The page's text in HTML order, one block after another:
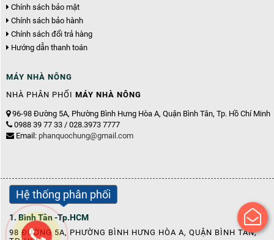
Chính sách bảo mật
Chính sách bảo hành
Chính sách đổi trả hàng
Hướng dẫn thanh toán
MÁY NHÀ NÔNG
NHÀ PHÂN PHỐI MÁY NHÀ NÔNG
96-98 Đường 5A, Phường Bình Hưng Hòa A, Quận Bình Tân, Tp. Hồ Chí Minh
0988 39 77 33 / 028.3973 7777
Email: phanquochung@gmail.com
Hệ thống phân phối
1. Bình Tân -Tp.HCM
98 ĐƯỜNG 5A, PHƯỜNG BÌNH HƯNG HÒA A, QUẬN BÌNH TÂN,